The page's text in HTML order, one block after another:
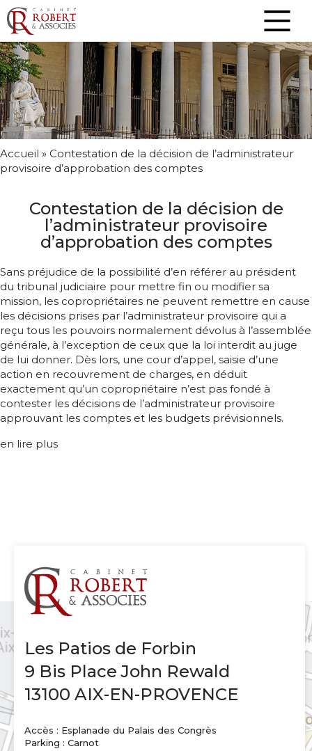
Accueil » Contestation de la décision de l’administrateur
provisoire d’approbation des comptes
Contestation de la décision de
l’administrateur provisoire
d’approbation des comptes
Sans préjudice de la possibilité d’en référer au président
du tribunal judiciaire pour mettre fin ou modifier sa
mission, les copropriétaires ne peuvent remettre en cause
les décisions prises par l’administrateur provisoire qui a
reçu tous les pouvoirs normalement dévolus à l’assemblée
générale, à l’exception de ceux que la loi interdit au juge
de lui donner. Dès lors, une cour d’appel, saisie d’une
action en recouvrement de charges, en déduit
exactement qu’un copropriétaire n’est pas fondé à
contester les décisions de l’administrateur provisoire
approuvant les comptes et les budgets prévisionnels.
en lire plus
Les Patios de Forbin
9 Bis Place John Rewald
13100 AIX-EN-PROVENCE
Accès : Esplanade du Palais des Congrès
Parking : Carnot